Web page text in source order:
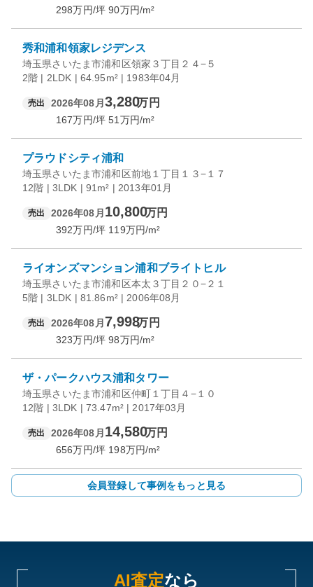
298万円/坪 90万円/m²
秀和浦和領家レジデンス
埼玉県さいたま市浦和区領家３丁目２４−５
2階 | 2LDK | 64.95m² | 1983年04月
売出 2026年08月 3,280万円
167万円/坪 51 万円/m²
プラウドシティ浦和
埼玉県さいたま市浦和区前地１丁目１３−１７
12階 | 3LDK | 91m² | 2013年01月
売出 2026年08月 10,800万円
392万円/坪 119万円/m²
ライオンズマンション浦和ブライトヒル
埼玉県さいたま市浦和区本太３丁目２０−２１
5階 | 3LDK | 81.86m² | 2006年08月
売出 2026年08月 7,998万円
323万円/坪 98万円/m²
ザ・パークハウス浦和タワー
埼玉県さいたま市浦和区仲町１丁目４−１０
12階 | 3LDK | 73.47m² | 2017年03月
売出 2026年08月 14,580万円
656万円/坪 198万円/m²
会員登録して事例をもっと見る
AI査定なら